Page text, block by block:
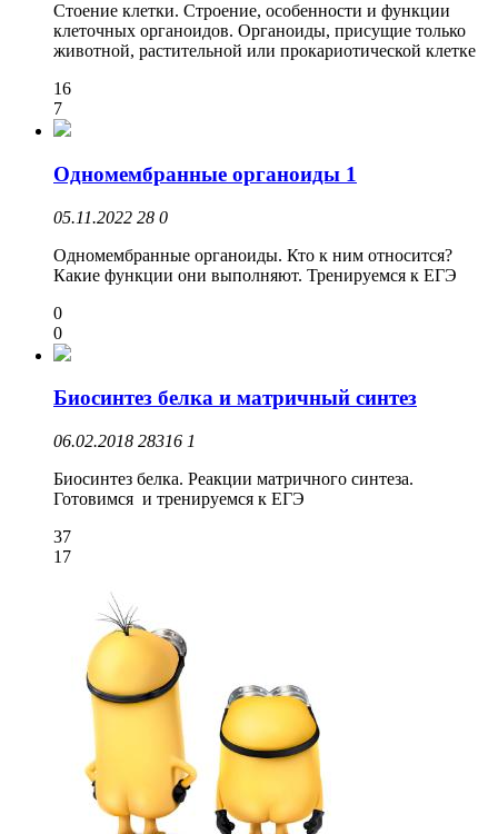
Стоение клетки. Строение, особенности и функции
клеточных органоидов. Органоиды, присущие только
животной, растительной или прокариотической клетке
16
7
Одномембранные органоиды 1
05.11.2022 28 0
Одномембранные органоиды. Кто к ним относится?
Какие функции они выполняют. Тренируемся к ЕГЭ
0
0
Биосинтез белка и матричный синтез
06.02.2018 28316 1
Биосинтез белка. Реакции матричного синтеза.
Готовимся и тренируемся к ЕГЭ
37
17